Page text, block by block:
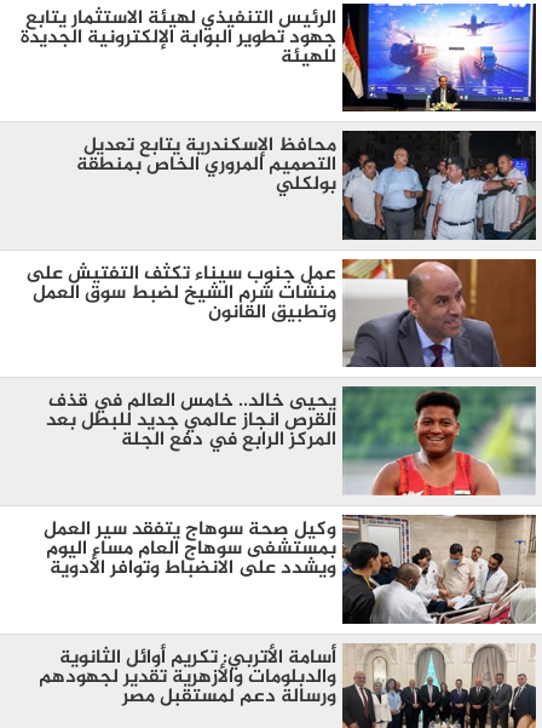
الرئيس التنفيذي لهيئة الاستثمار يتابع
جهود تطوير البوابة الإلكترونية الجديدة
للهيئة
محافظ الإسكندرية يتابع تعديل
التصميم المروري الخاص بمنطقة
بولكلي
عمل جنوب سيناء تكثف التفتيش على
منشات شرم الشيخ لضبط سوق العمل
وتطبيق القانون
يحيى خالد.. خامس العالم في قذف
القرص انجاز عالمي جديد للبطل بعد
المركز الرابع في دفع الجلة
وكيل صحة سوهاج يتفقد سير العمل
بمستشفى سوهاج العام مساء اليوم
ويشدد على الانضباط وتوافر الأدوية
أسامة الأتربي: تكريم أوائل الثانوية
والدبلومات والأزهرية تقدير لجهودهم
ورسالة دعم لمستقبل مصر